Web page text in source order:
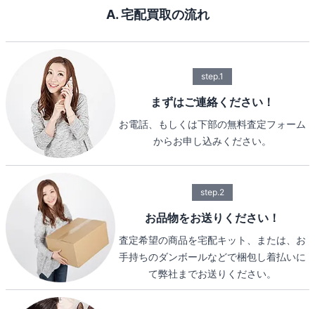
A. 宅配買取の流れ
step.1
まずはご連絡ください！
お電話、もしくは下部の無料査定フォーム
からお申し込みください。
step.2
お品物をお送りください！
査定希望の商品を宅配キット、または、お
手持ちのダンボールなどで梱包し着払いに
て弊社までお送りください。